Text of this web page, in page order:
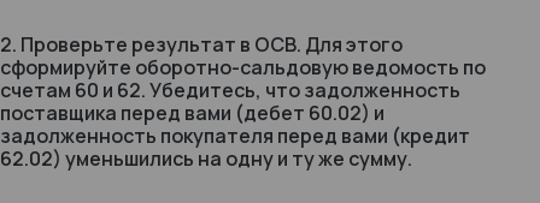
2. Проверьте результат в ОСВ. Для этого
сформируйте оборотно-сальдовую ведомость по
счетам 60 и 62. Убедитесь, что задолженность
поставщика перед вами (дебет 60.02) и
задолженность покупателя перед вами (кредит
62.02) уменьшились на одну и ту же сумму.